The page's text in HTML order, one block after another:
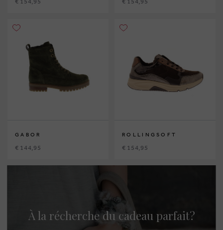
GABOR
€ 144,95
ROLLINGSOFT
€ 154,95
À la récherche du cadeau parfait?